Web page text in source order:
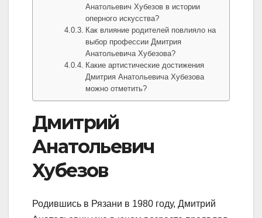
Анатольевич Хубезов в истории
оперного искусства?
Как влияние родителей повлияло на
выбор профессии Дмитрия
Анатольевича Хубезова?
Какие артистические достижения
Дмитрия Анатольевича Хубезова
можно отметить?
Дмитрий
Анатольевич
Хубезов
Родившись в Рязани в 1980 году, Дмитрий